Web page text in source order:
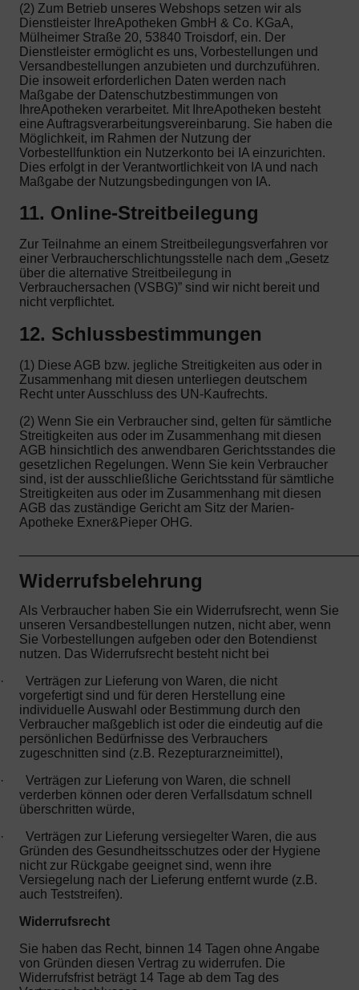
(2) Zum Betrieb unseres Webshops setzen wir als
Dienstleister IhreApotheken GmbH & Co. KGaA,
Mülheimer Straße 20, 53840 Troisdorf, ein. Der
Dienstleister ermöglicht es uns, Vorbestellungen und
Versandbestellungen anzubieten und durchzuführen.
Die insoweit erforderlichen Daten werden nach
Maßgabe der Datenschutzbestimmungen von
IhreApotheken verarbeitet. Mit IhreApotheken besteht
eine Auftragsverarbeitungsvereinbarung. Sie haben die
Möglichkeit, im Rahmen der Nutzung der
Vorbestellfunktion ein Nutzerkonto bei IA einzurichten.
Dies erfolgt in der Verantwortlichkeit von IA und nach
Maßgabe der Nutzungsbedingungen von IA.
11. Online-Streitbeilegung
Zur Teilnahme an einem Streitbeilegungsverfahren vor
einer Verbraucherschlichtungsstelle nach dem „Gesetz
über die alternative Streitbeilegung in
Verbrauchersachen (VSBG)” sind wir nicht bereit und
nicht verpflichtet.
12. Schlussbestimmungen
(1) Diese AGB bzw. jegliche Streitigkeiten aus oder in
Zusammenhang mit diesen unterliegen deutschem
Recht unter Ausschluss des UN-Kaufrechts.
(2) Wenn Sie ein Verbraucher sind, gelten für sämtliche
Streitigkeiten aus oder im Zusammenhang mit diesen
AGB hinsichtlich des anwendbaren Gerichtsstandes die
gesetzlichen Regelungen. Wenn Sie kein Verbraucher
sind, ist der ausschließliche Gerichtsstand für sämtliche
Streitigkeiten aus oder im Zusammenhang mit diesen
AGB das zuständige Gericht am Sitz der Marien-
Apotheke Exner&Pieper OHG.
Widerrufsbelehrung
Als Verbraucher haben Sie ein Widerrufsrecht, wenn Sie
unseren Versandbestellungen nutzen, nicht aber, wenn
Sie Vorbestellungen aufgeben oder den Botendienst
nutzen. Das Widerrufsrecht besteht nicht bei
·
Verträgen zur Lieferung von Waren, die nicht
vorgefertigt sind und für deren Herstellung eine
individuelle Auswahl oder Bestimmung durch den
Verbraucher maßgeblich ist oder die eindeutig auf die
persönlichen Bedürfnisse des Verbrauchers
zugeschnitten sind (z.B. Rezepturarzneimittel),
·
Verträgen zur Lieferung von Waren, die schnell
verderben können oder deren Verfallsdatum schnell
überschritten würde,
·
Verträgen zur Lieferung versiegelter Waren, die aus
Gründen des Gesundheitsschutzes oder der Hygiene
nicht zur Rückgabe geeignet sind, wenn ihre
Versiegelung nach der Lieferung entfernt wurde (z.B.
auch Teststreifen).
Widerrufsrecht
Sie haben das Recht, binnen 14 Tagen ohne Angabe
von Gründen diesen Vertrag zu widerrufen. Die
Widerrufsfrist beträgt 14 Tage ab dem Tag des